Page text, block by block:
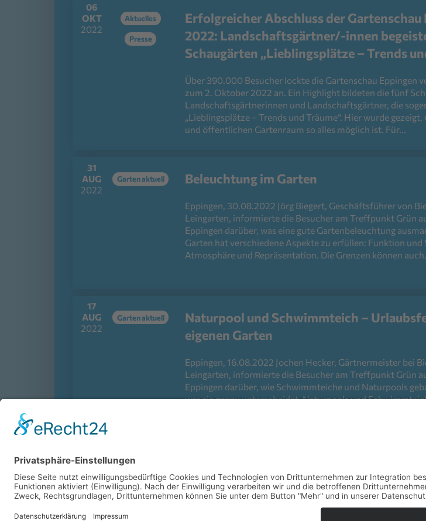
06
OKT
2022
Aktuelles
Presse
Erfolgreicher Abschluss der Gartenschau
2022: Landschaftsgärtner/-innen
Schaugärten „Lieblingsplätze – Trends
Über 390.000 Besucher lockte die Gartenschau Eppingen
zum 2. Oktober 2022 an. Ein Highlight bildeten die fünf
Landschaftsgärtnerinnen und Landschaftsgärtner, die
„Lieblingsplätze – Trends und Träume“. Hier wurde
und öffentlichen Gartenraum so alles möglich ist. Für...
31
AUG
2022
Garten aktuell Beleuchtung im Garten
Eppingen, 30.08.2022 Jörg Biegert, Geschäftsführer von
Leingarten, informierte die Besucher am Treffpunkt Grün
Eppingen darüber, was eine gute Gartenbeleuchtung
Garten hat verschiedene Aspekte zu erfüllen: Funktion und
Atmosphäre und Repräsentation. Die Grenzen können auch...
17
AUG
2022
Garten aktuell
Naturpool und Schwimmteich –
eigenen Garten
Eppingen, 16.08.2022 Jochen Hecker, Gärtnermeister bei
Leingarten, informierte die Besucher am Treffpunkt Grün
Eppingen darüber, wie Schwimmteiche und Naturpools
was sie genau unterscheidet. Naturpools und